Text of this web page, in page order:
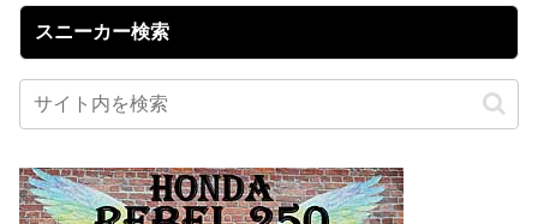
スニーカー検索